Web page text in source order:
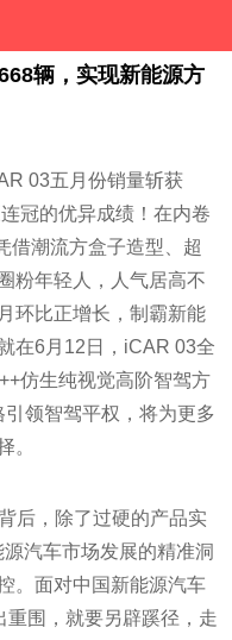
辆，实现新能源方
03五月份销量斩获
冠的优异成绩！在内卷
借潮流方盒子造型、超
粉年轻人，人气居高不
环比正增长，制霸新能
在6月12日，iCAR 03全
仿生纯视觉高阶智驾方
领智驾平权，将为更多
。
后，除了过硬的产品实
汽车市场发展的精准洞
。面对中国新能源汽车
重围，就要另辟蹊径，走